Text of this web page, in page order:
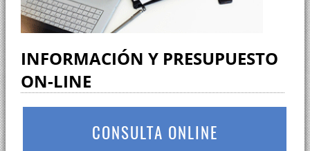
INFORMACIÓN Y PRESUPUESTO
ON-LINE
CONSULTA ONLINE